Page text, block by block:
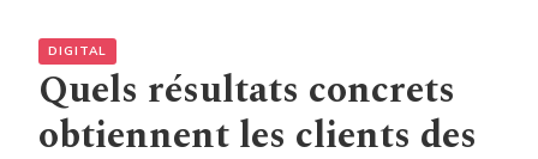
DIGITAL
Quels résultats concrets
obtiennent les clients des